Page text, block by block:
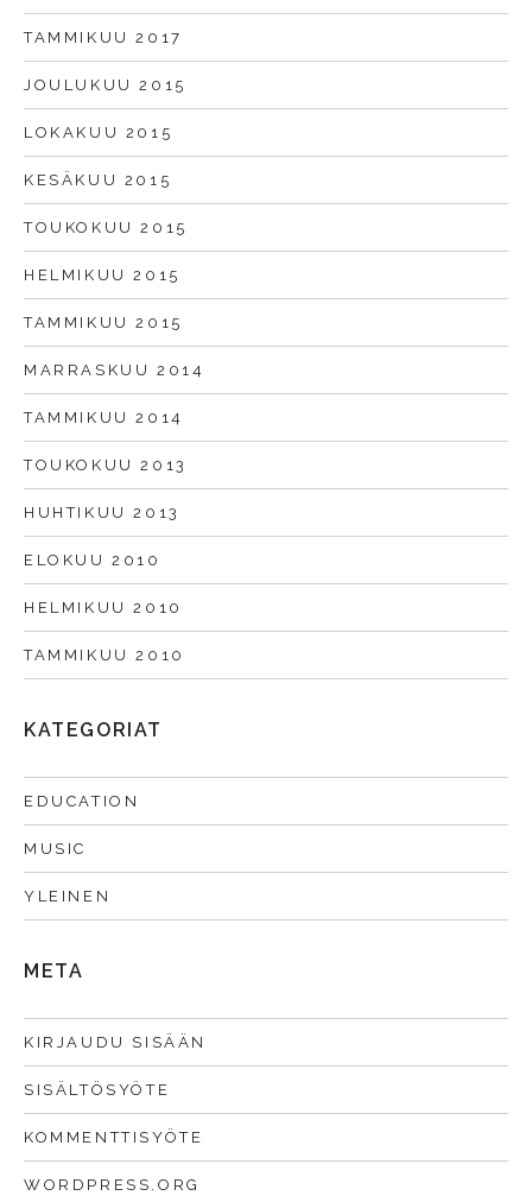
TAMMIKUU 2017
JOULUKUU 2015
LOKAKUU 2015
KESÄKUU 2015
TOUKOKUU 2015
HELMIKUU 2015
TAMMIKUU 2015
MARRASKUU 2014
TAMMIKUU 2014
TOUKOKUU 2013
HUHTIKUU 2013
ELOKUU 2010
HELMIKUU 2010
TAMMIKUU 2010
KATEGORIAT
EDUCATION
MUSIC
YLEINEN
META
KIRJAUDU SISÄÄN
SISÄLTÖSYÖTE
KOMMENTTISYÖTE
WORDPRESS.ORG